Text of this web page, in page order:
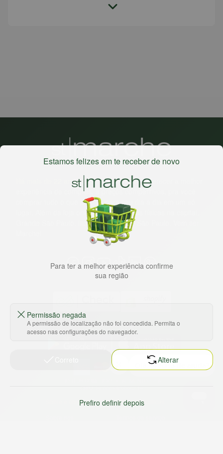
Há mais de 22 anos, o St. Marche busca oferecer a melhor
experiência de compras, a preços competitivos, pra você
comprar tudo o que precisa para seu dia a dia em um só
lugar. Além da loja online temos 31 lojas físicas na capital,
Grande São Paulo, litoral e interior de São Paulo. Vem ser
Sobre e contato
Termos e políticas
Baixe nosso app
Estamos felizes em te receber de novo
Para ter a melhor experiência confirme
sua região
Permissão negada
A permissão de localização não foi concedida. Permita o
acesso nas configurações do navegador.
Alterar
Prefiro definir depois